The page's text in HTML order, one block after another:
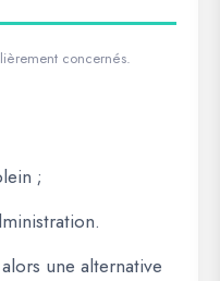
concernés.
;
une alternative